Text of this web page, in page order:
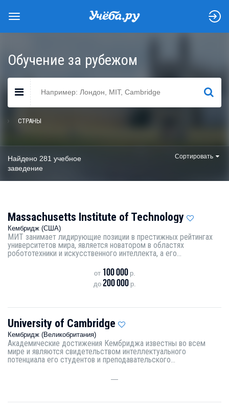
Обучение за рубежом
НАЙТИ
СТРАНЫ
Найдено 281 учебное
заведение
Сортировать
Massachusetts Institute of Technology
Кембридж (США)
МИТ занимает лидирующие позиции в престижных рейтингах
университетов мира, является новатором в областях
робототехники и искусственного интеллекта, а его...
от100 000 р.
до200 000 р.
University of Cambridge
Кембридж (Великобритания)
Академические достижения Кембриджа известны во всем
мире и являются свидетельством интеллектуального
потенциала его студентов и преподавательского...
—